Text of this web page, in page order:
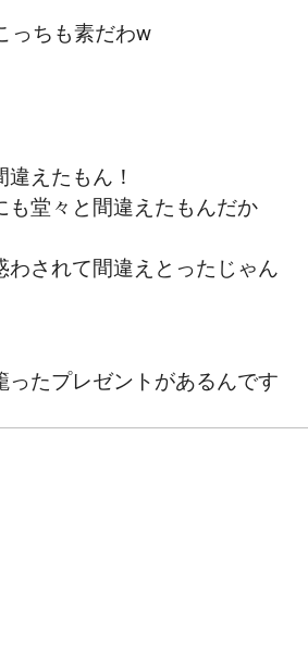
っちも素だわw
えたもん！
も堂々と間違えたもんだか
わされて間違えとったじゃん
ったプレゼントがあるんです